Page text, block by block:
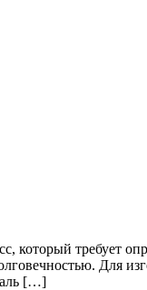
который требует
Для
[…]